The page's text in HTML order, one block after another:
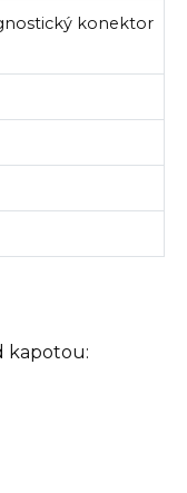
konektor